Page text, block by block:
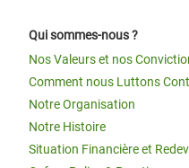
Qui sommes-nous ?
Nos Valeurs et nos
Comment nous Luttons
Notre Organisation
Notre Histoire
Situation Financière et